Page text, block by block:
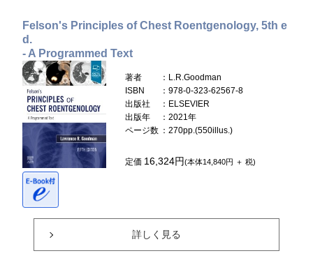
Felson's Principles of Chest Roentgenology, 5th e
d.
- A Programmed Text
著者
：L.R.Goodman
ISBN
：978-0-323-62567-8
出版社
：ELSEVIER
出版年
：2021年
ページ数 ：270pp.(550illus.)
定価 16,324円(本体14,840円 ＋ 税)
詳しく見る